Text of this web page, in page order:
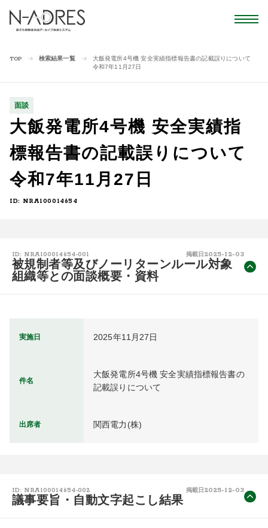
TOP 検索結果一覧
大飯発電所4号機 安全実績指標報告書の記載誤りについて
令和7年11月27日
面談
大飯発電所4号機 安全実績指
標報告書の記載誤りについて
令和7年11月27日
ID: NRA100014654
ID: NRA100014654-001 掲載日 2025-12-03
被規制者等及びノーリターンルール対象
組織等との面談概要・資料
実施日 2025年11月27日
件名
大飯発電所4号機 安全実績指標報告書の
記載誤りについて
出席者 関西電力(株)
ID: NRA100014654-002 掲載日 2025-12-03
議事要旨・自動文字起こし結果